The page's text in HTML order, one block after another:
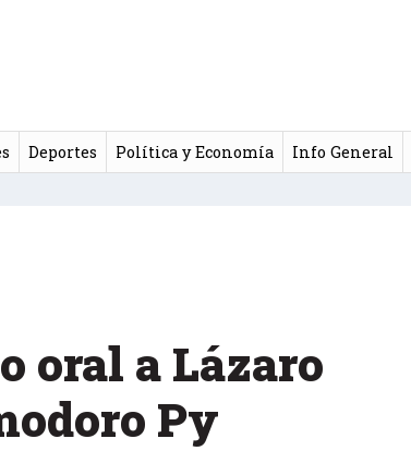
Deportes Política y Economía Info General
oral a Lázaro
Py